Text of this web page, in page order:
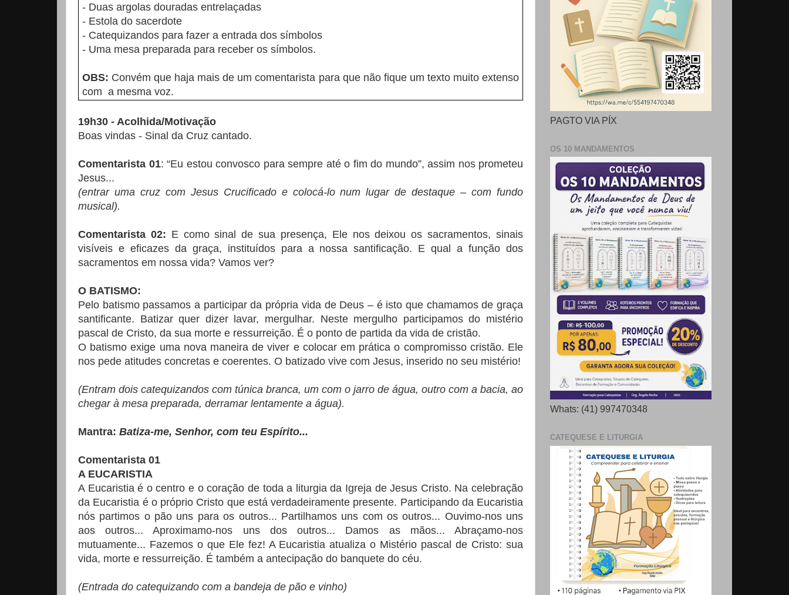
- Duas argolas douradas entrelaçadas
- Estola do sacerdote
- Catequizandos para fazer a entrada dos símbolos
- Uma mesa preparada para receber os símbolos.
OBS: Convém que haja mais de um comentarista para que não fique um texto muito extenso
com a mesma voz.
19h30 - Acolhida/Motivação
Boas vindas - Sinal da Cruz cantado.
Comentarista 01: “Eu estou convosco para sempre até o fim do mundo”, assim nos prometeu
Jesus...
(entrar uma cruz com Jesus Crucificado e colocá-lo num lugar de destaque – com fundo
musical).
Comentarista 02: E como sinal de sua presença, Ele nos deixou os sacramentos, sinais
visíveis e eficazes da graça, instituídos para a nossa santificação. E qual a função dos
sacramentos em nossa vida? Vamos ver?
O BATISMO:
Pelo batismo passamos a participar da própria vida de Deus – é isto que chamamos de graça
santificante. Batizar quer dizer lavar, mergulhar. Neste mergulho participamos do mistério
pascal de Cristo, da sua morte e ressurreição. É o ponto de partida da vida de cristão.
O batismo exige uma nova maneira de viver e colocar em prática o compromisso cristão. Ele
nos pede atitudes concretas e coerentes. O batizado vive com Jesus, inserido no seu mistério!
(Entram dois catequizandos com túnica branca, um com o jarro de água, outro com a bacia, ao
chegar à mesa preparada, derramar lentamente a água).
Mantra: Batiza-me, Senhor, com teu Espírito...
Comentarista 01
A EUCARISTIA
A Eucaristia é o centro e o coração de toda a liturgia da Igreja de Jesus Cristo. Na celebração
da Eucaristia é o próprio Cristo que está verdadeiramente presente. Participando da Eucaristia
nós partimos o pão uns para os outros... Partilhamos uns com os outros... Ouvimo-nos uns
aos outros... Aproximamo-nos uns dos outros... Damos as mãos... Abraçamo-nos
mutuamente... Fazemos o que Ele fez! A Eucaristia atualiza o Mistério pascal de Cristo: sua
vida, morte e ressurreição. É também a antecipação do banquete do céu.
(Entrada do catequizando com a bandeja de pão e vinho)
PAGTO VIA PÍX
OS 10 MANDAMENTOS
Whats: (41) 997470348
CATEQUESE E LITURGIA